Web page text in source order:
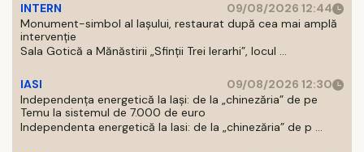
INTERN
09/08/2026 12:44
Monument-simbol al Iaşului, restaurat după cea mai amplă
intervenţie
Sala Gotică a Mănăstirii „Sfinţii Trei Ierarhi”, locul ...
IASI
09/08/2026 12:30
Independența energetică la Iași: de la „chinezăria” de pe
Temu la sistemul de 7.000 de euro
Independenta energetică la Iasi: de la „chinezăria” de p ...